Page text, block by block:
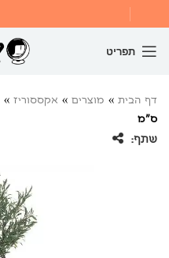
תפריט
דף הבית » מוצרים » אקססוריז »
ס”מ
שתף: